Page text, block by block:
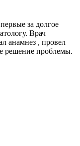
за долгое
Врач
анамнез , провел
решение проблемы.